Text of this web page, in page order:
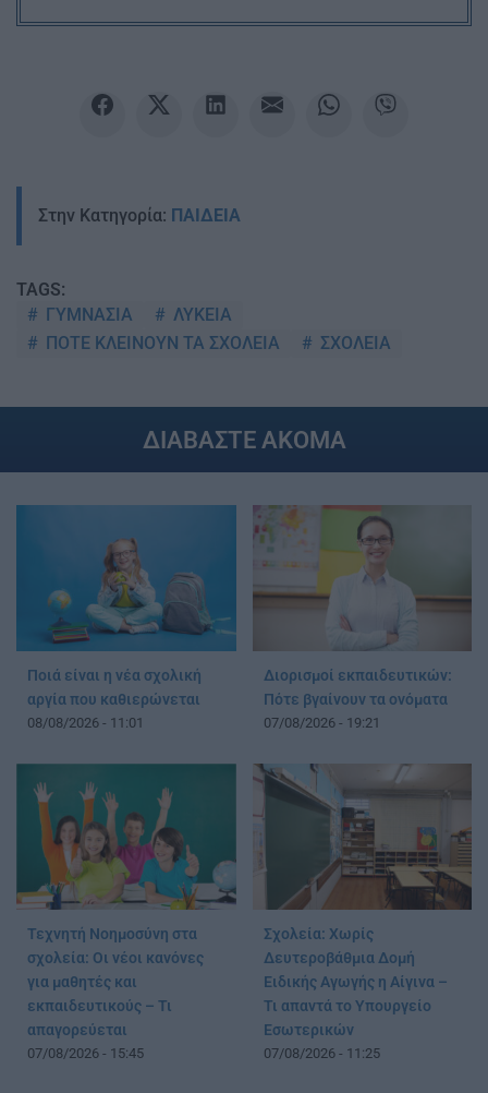
Στην Κατηγορία: ΠΑΙΔΕΙΑ
TAGS:
ΓΥΜΝΑΣΙΑ
ΛΥΚΕΙΑ
ΠΟΤΕ ΚΛΕΙΝΟΥΝ ΤΑ ΣΧΟΛΕΙΑ
ΣΧΟΛΕΙΑ
ΔΙΑΒΑΣΤΕ ΑΚΟΜΑ
Ποιά είναι η νέα σχολική
αργία που καθιερώνεται
08/08/2026 - 11:01
Διορισμοί εκπαιδευτικών:
Πότε βγαίνουν τα ονόματα
07/08/2026 - 19:21
Τεχνητή Νοημοσύνη στα
σχολεία: Οι νέοι κανόνες
για μαθητές και
εκπαιδευτικούς – Τι
απαγορεύεται
07/08/2026 - 15:45
Σχολεία: Χωρίς
Δευτεροβάθμια Δομή
Ειδικής Αγωγής η Αίγινα –
Τι απαντά το Υπουργείο
Εσωτερικών
07/08/2026 - 11:25